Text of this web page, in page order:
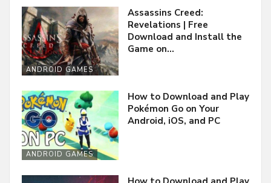
ANDROID GAMES
Assassins Creed:
Revelations | Free
Download and Install the
Game on…
ANDROID GAMES
How to Download and Play
Pokémon Go on Your
Android, iOS, and PC